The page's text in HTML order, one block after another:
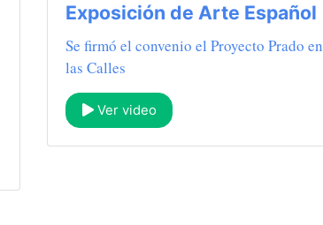
Exposición de Arte Español
Se firmó el convenio el Proyecto Prado en
las Calles
Ver video